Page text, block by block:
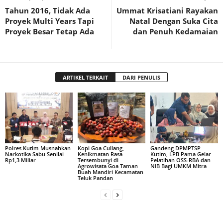
Tahun 2016, Tidak Ada
Proyek Multi Years Tapi
Proyek Besar Tetap Ada
Ummat Krisatiani Rayakan
Natal Dengan Suka Cita
dan Penuh Kedamaian
ARTIKEL TERKAIT DARI PENULIS
Polres Kutim Musnahkan
Narkotika Sabu Senilai
Rp1,3 Miliar
Kopi Goa Cullang,
Kenikmatan Rasa
Tersembunyi di
Agrowisata Goa Taman
Buah Mandiri Kecamatan
Teluk Pandan
Gandeng DPMPTSP
Kutim, LPB Pama Gelar
Pelatihan OSS-RBA dan
NIB Bagi UMKM Mitra